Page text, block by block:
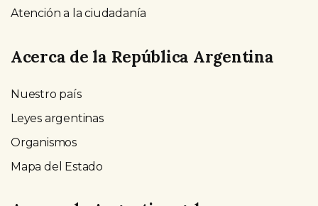
Atención a la ciudadanía
Acerca de la República Argentina
Nuestro país
Leyes argentinas
Organismos
Mapa del Estado